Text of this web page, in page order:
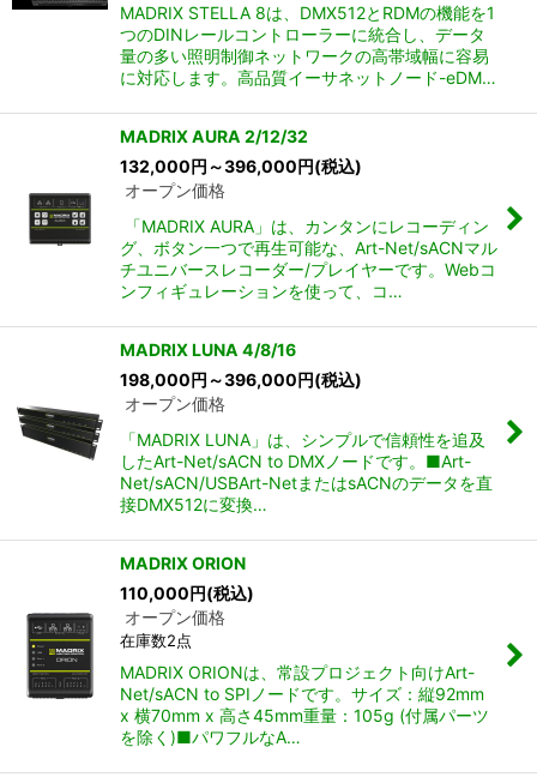
MADRIX STELLA 8は、DMX512とRDMの機能を1
つのDINレールコントローラーに統合し、データ
量の多い照明制御ネットワークの高帯域幅に容易
に対応します。高品質イーサネットノード-eDM…
MADRIX AURA 2/12/32
132,000円 ～396,000円(税込)
オープン価格
「MADRIX AURA」は、カンタンにレコーディン
グ、ボタン一つで再生可能な、Art-Net/sACNマル
チユニバースレコーダー/プレイヤーです。Webコ
ンフィギュレーションを使って、コ…
MADRIX LUNA 4/8/16
198,000円 ～396,000円(税込)
オープン価格
「MADRIX LUNA」は、シンプルで信頼性を追及
したArt-Net/sACN to DMXノードです。■Art-
Net/sACN/USBArt-NetまたはsACNのデータを直
接DMX512に変換…
MADRIX ORION
110,000円(税込)
オープン価格
在庫数2点
MADRIX ORIONは、常設プロジェクト向けArt-
Net/sACN to SPIノードです。サイズ：縦92mm
x 横70mm x 高さ45mm重量：105g (付属パーツ
を除く)■パワフルなA…